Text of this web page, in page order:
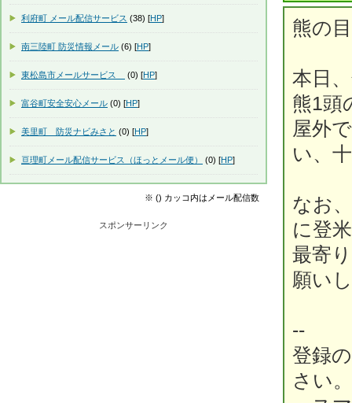
熊の
本日
熊1頭
屋外
い、
なお
に登
最寄
願い
--
登録
さい。
利府町 メール配信サービス (38) [HP]
南三陸町 防災情報メール (6) [HP]
東松島市メールサービス (0) [HP]
富谷町安全安心メール (0) [HP]
美里町 防災ナビみさと (0) [HP]
亘理町メール配信サービス（ほっとメール便） (0) [HP]
※ () カッコ内はメール配信数
スポンサーリンク